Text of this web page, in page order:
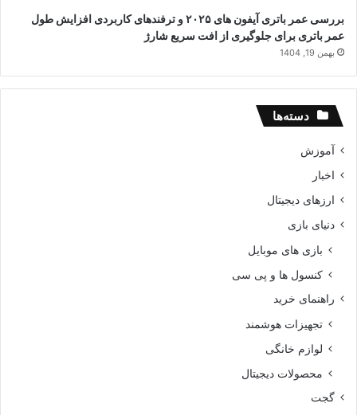
بررسی عمر باتری آیفون های ۲۰۲۵ و ترفندهای کاربردی افزایش طول
عمر باتری برای جلوگیری از افت سریع شارژ
بهمن 19, 1404
دسته‌ها
آموزش
اخبار
ارزهای دیجیتال
دنیای بازی
بازی های موبایل
کنسول ها و پی سی
راهنمای خرید
تجهیزات هوشمند
لوازم خانگی
محصولات دیجیتال
گجت